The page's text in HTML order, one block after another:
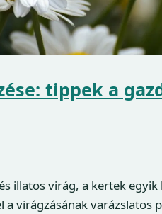
tippek a
illatos virág, a kertek
a virágzásának varázslatos